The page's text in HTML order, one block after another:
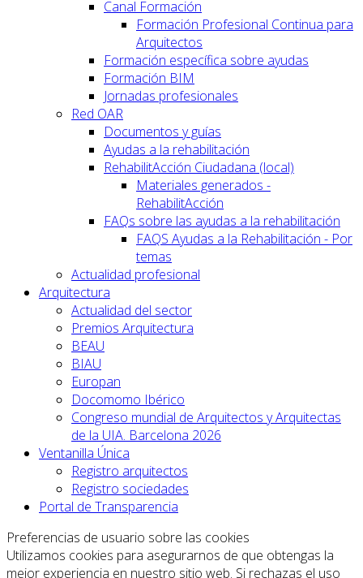
Canal Formación
Formación Profesional Continua para
Arquitectos
Formación específica sobre ayudas
Formación BIM
Jornadas profesionales
Red OAR
Documentos y guías
Ayudas a la rehabilitación
RehabilitAcción Ciudadana (local)
Materiales generados -
RehabilitAcción
FAQs sobre las ayudas a la rehabilitación
FAQS Ayudas a la Rehabilitación - Por
temas
Actualidad profesional
Arquitectura
Actualidad del sector
Premios Arquitectura
BEAU
BIAU
Europan
Docomomo Ibérico
Congreso mundial de Arquitectos y Arquitectas
de la UIA. Barcelona 2026
Ventanilla Única
Registro arquitectos
Registro sociedades
Portal de Transparencia
Preferencias de usuario sobre las cookies
Utilizamos cookies para asegurarnos de que obtengas la
mejor experiencia en nuestro sitio web. Si rechazas el uso